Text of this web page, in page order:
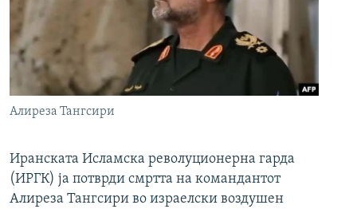
Алиреза Тангсири
Иранската Исламска револуционерна гарда
(ИРГК) ја потврди смртта на командантот
Алиреза Тангсири во израелски воздушен